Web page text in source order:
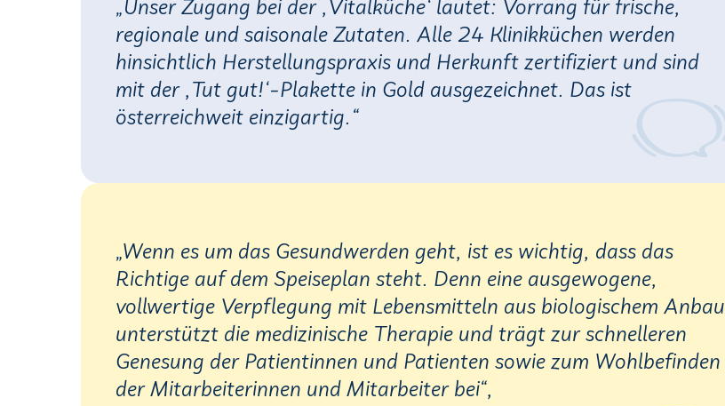
„Unser Zugang bei der ,Vitalküche‘ lautet: Vorrang für frische,
regionale und saisonale Zutaten. Alle 24 Klinikküchen werden
hinsichtlich Herstellungspraxis und Herkunft zertifiziert und sind
mit der ,Tut gut!‘-Plakette in Gold ausgezeichnet. Das ist
österreichweit einzigartig.“
„Wenn es um das Gesundwerden geht, ist es wichtig, dass das
Richtige auf dem Speiseplan steht. Denn eine ausgewogene,
vollwertige Verpflegung mit Lebensmitteln aus biologischem Anbau
unterstützt die medizinische Therapie und trägt zur schnelleren
Genesung der Patientinnen und Patienten sowie zum Wohlbefinden
der Mitarbeiterinnen und Mitarbeiter bei“,